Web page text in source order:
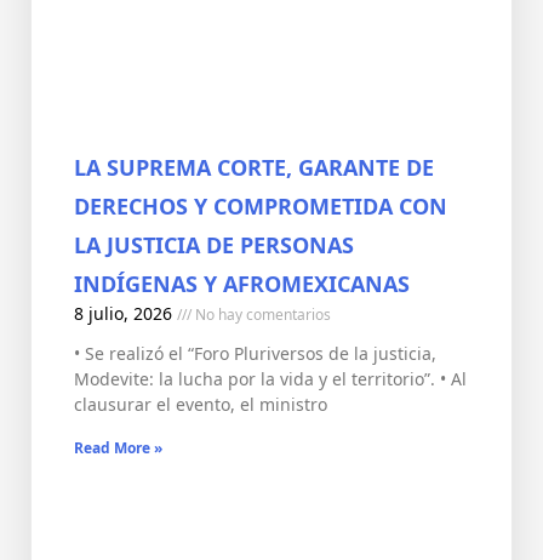
LA SUPREMA CORTE, GARANTE DE
DERECHOS Y COMPROMETIDA CON
LA JUSTICIA DE PERSONAS
INDÍGENAS Y AFROMEXICANAS
8 julio, 2026 No hay comentarios
• Se realizó el “Foro Pluriversos de la justicia,
Modevite: la lucha por la vida y el territorio”. • Al
clausurar el evento, el ministro
Read More »